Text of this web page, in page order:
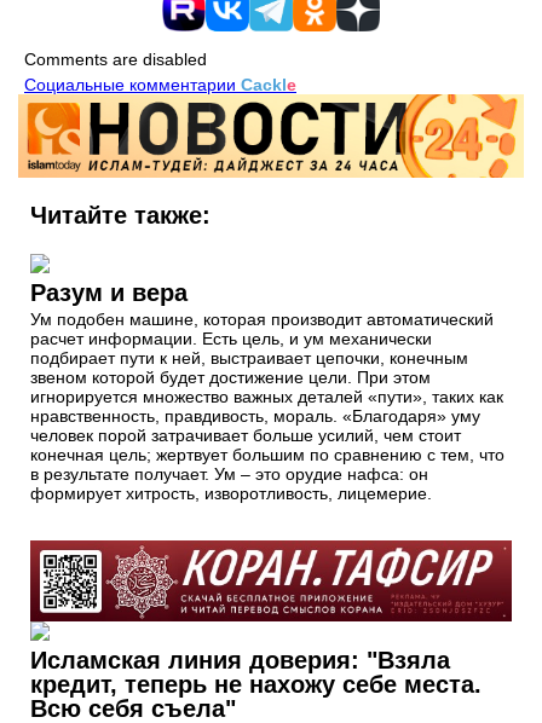
Comments are disabled
Социальные комментарии Cackle
Читайте также:
Разум и вера
Ум подобен машине, которая производит автоматический
расчет информации. Есть цель, и ум механически
подбирает пути к ней, выстраивает цепочки, конечным
звеном которой будет достижение цели. При этом
игнорируется множество важных деталей «пути», таких как
нравственность, правдивость, мораль. «Благодаря» уму
человек порой затрачивает больше усилий, чем стоит
конечная цель; жертвует большим по сравнению с тем, что
в результате получает. Ум – это орудие нафса: он
формирует хитрость, изворотливость, лицемерие.
Исламская линия доверия: "Взяла
кредит, теперь не нахожу себе места.
Всю себя съела"